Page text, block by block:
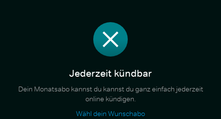
Jederzeit kündbar
Dein Monatsabo kannst du kannst du ganz einfach jederzeit
online kündigen.
Wähl dein Wunschabo